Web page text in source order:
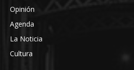
Opinión
Agenda
La Noticia
Cultura